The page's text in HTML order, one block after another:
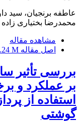
عاطفه برنجیان، سید
محمدرضا بختیاری زاده
مشاهده مقاله
اصل مقاله M
بررسی تأثیر
بر عملکرد و
استفاده از
گوشتی